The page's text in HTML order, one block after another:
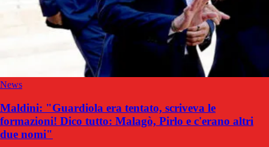
News
Maldini: "Guardiola era tentato, scriveva le
formazioni! Dico tutto: Malagò, Pirlo e c'erano altri
due nomi"